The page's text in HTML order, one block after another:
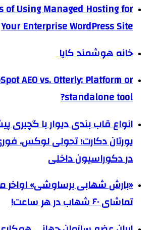
of Using Managed Hosting for
Your Enterprise WordPress Site
خانه هوشمند کایا
AEO vs. Otterly: Platform or
standalone tool?
انواع قاب بندی دیوار با گچبری
یورتان دکارت؛ تحولی لوکس،
در دکوراسیون داخلی
«بارش شهابی برساوشی» اواخر
تماشای ۶۰ شهاب در هر ساعت!